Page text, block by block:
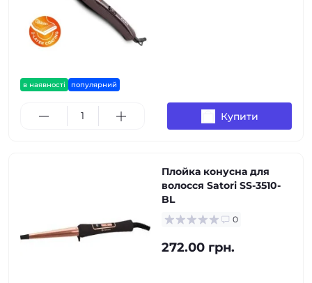
в наявності популярний
Купити
Плойка конусна для
волосся Satori SS-3510-
BL
0
272.00 грн.